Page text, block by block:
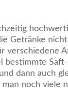
Getränke
verschiedene
bestimmte
dann auch
noch viele